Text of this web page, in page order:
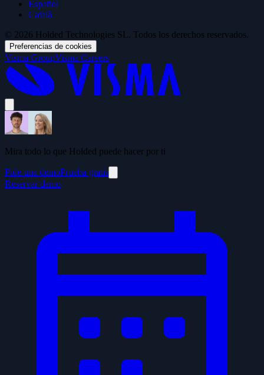
Español
Català
© 2026 Holded Technologies SL. Todos los derechos reservados.
Preferencias de cookies
Visma GroupVisma Careers
Mira todo lo que Holded puede hacer por ti
Pide una demoPrueba gratis
Reservar demo